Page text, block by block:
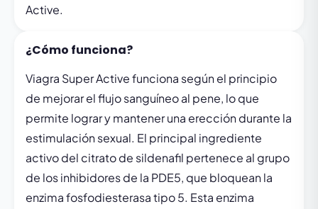
Active.
¿Cómo funciona?
Viagra Super Active funciona según el principio
de mejorar el flujo sanguíneo al pene, lo que
permite lograr y mantener una erección durante la
estimulación sexual. El principal ingrediente
activo del citrato de sildenafil pertenece al grupo
de los inhibidores de la PDE5, que bloquean la
enzima fosfodiesterasa tipo 5. Esta enzima